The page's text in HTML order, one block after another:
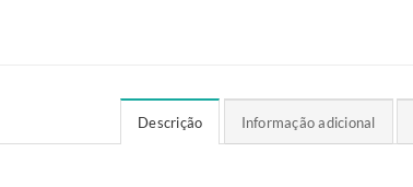
Descrição Informação adicional